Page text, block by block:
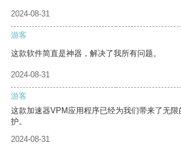
2024-08-31
游客
这款软件简直是神器，解决了我所有问题。
2024-08-31
游客
这款加速器VPM应用程序已经为我们带来了无
护。
2024-08-31